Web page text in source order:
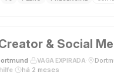
& Social
VAGA EXPIRADA
há 2 meses